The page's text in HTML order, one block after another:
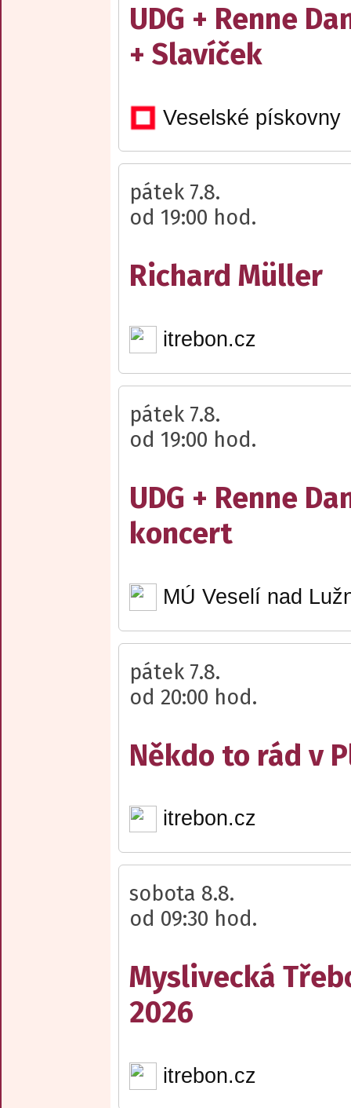
UDG + Renne
+ Slavíček
Veselské pískovny
pátek 7.8.
od 19:00 hod.
Richard Müller
itrebon.cz
pátek 7.8.
od 19:00 hod.
UDG + Renne
koncert
MÚ Veselí nad
pátek 7.8.
od 20:00 hod.
Někdo to rád v
itrebon.cz
sobota 8.8.
od 09:30 hod.
Myslivecká
2026
itrebon.cz